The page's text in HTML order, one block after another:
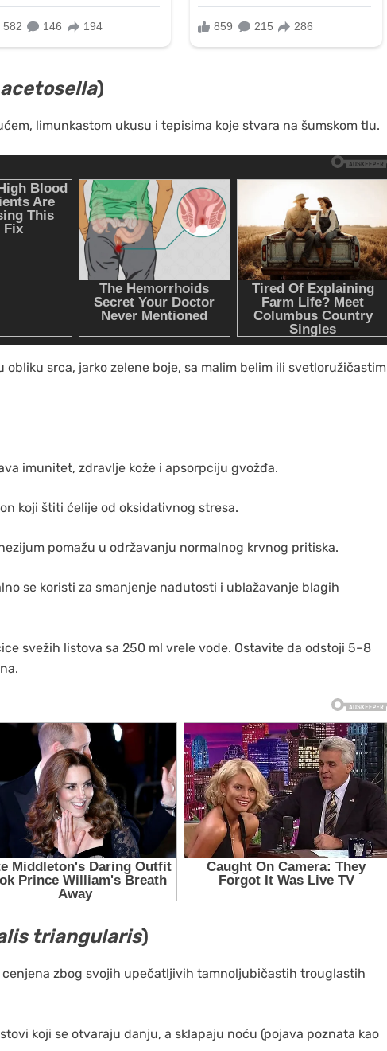
)
limunkastom ukusu i tepisima koje stvara na šumskom tlu.
obliku srca, jarko zelene boje, sa malim belim ili svetloružičastim
imunitet, zdravlje kože i apsorpciju gvožđa.
koji štiti ćelije od oksidativnog stresa.
pomažu u održavanju normalnog krvnog pritiska.
se koristi za smanjenje nadutosti i ublažavanje blagih
svežih listova sa 250 ml vrele vode. Ostavite da odstoji 5–8
triangularis)
zbog svojih upečatljivih tamnoljubičastih trouglastih
koji se otvaraju danju, a sklapaju noću (pojava poznata kao